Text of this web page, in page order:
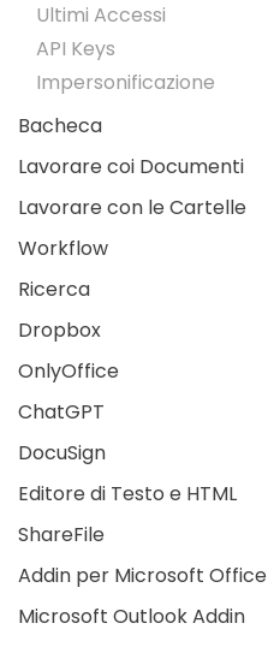
Ultimi Accessi
API Keys
Impersonificazione
Bacheca
Lavorare coi Documenti
Lavorare con le Cartelle
Workflow
Ricerca
Dropbox
OnlyOffice
ChatGPT
DocuSign
Editore di Testo e HTML
ShareFile
Addin per Microsoft Office
Microsoft Outlook Addin